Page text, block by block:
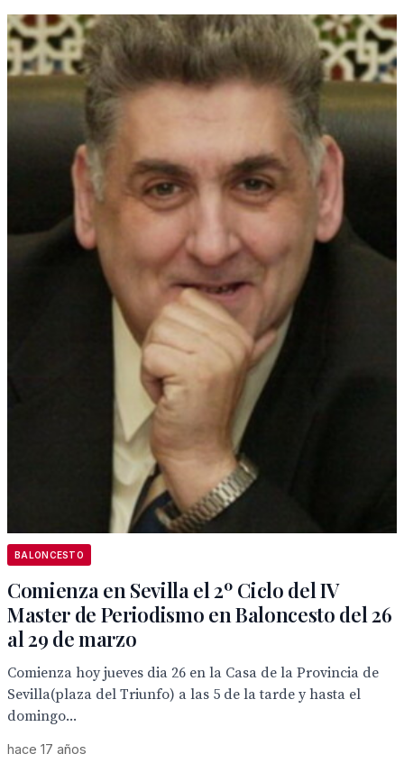
BALONCESTO
Comienza en Sevilla el 2º Ciclo del IV
Master de Periodismo en Baloncesto del 26
al 29 de marzo
Comienza hoy jueves dia 26 en la Casa de la Provincia de
Sevilla(plaza del Triunfo) a las 5 de la tarde y hasta el
domingo...
hace 17 años